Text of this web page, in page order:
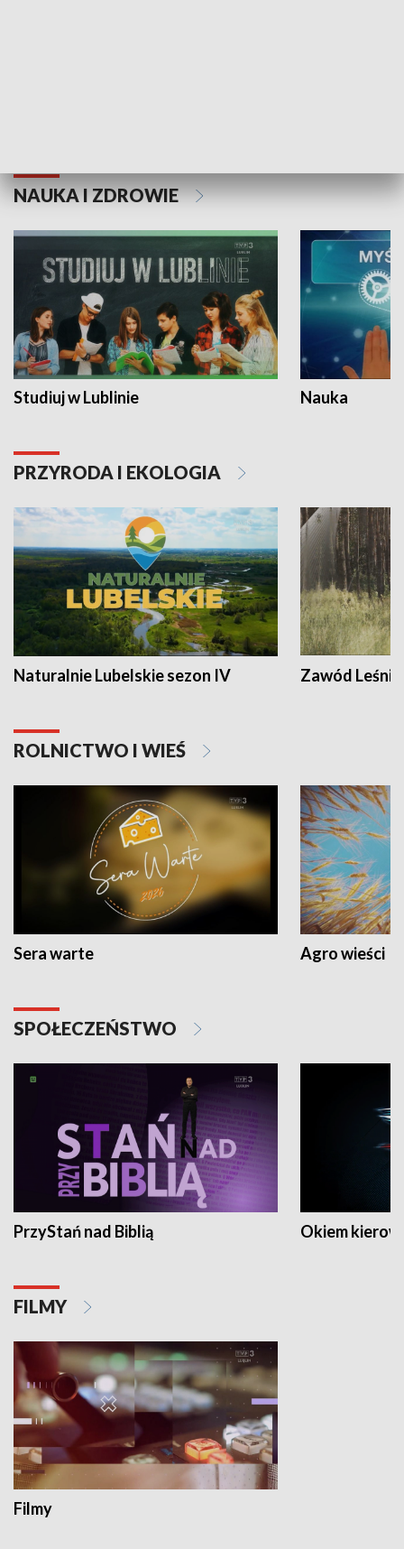
NAUKA I ZDROWIE
Studiuj w Lublinie Nauka
PRZYRODA I EKOLOGIA
Naturalnie Lubelskie sezon IV Zawód Leśnik
ROLNICTWO I WIEŚ
Sera warte Agro wieści
SPOŁECZEŃSTWO
PrzyStań nad Biblią Okiem
FILMY
Filmy